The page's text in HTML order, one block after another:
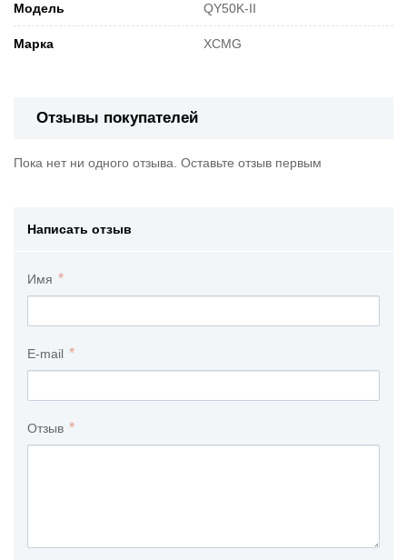
Модель QY50K-II
Марка XCMG
Отзывы покупателей
Пока нет ни одного отзыва. Оставьте отзыв первым
Написать отзыв
Имя
E-mail
Отзыв